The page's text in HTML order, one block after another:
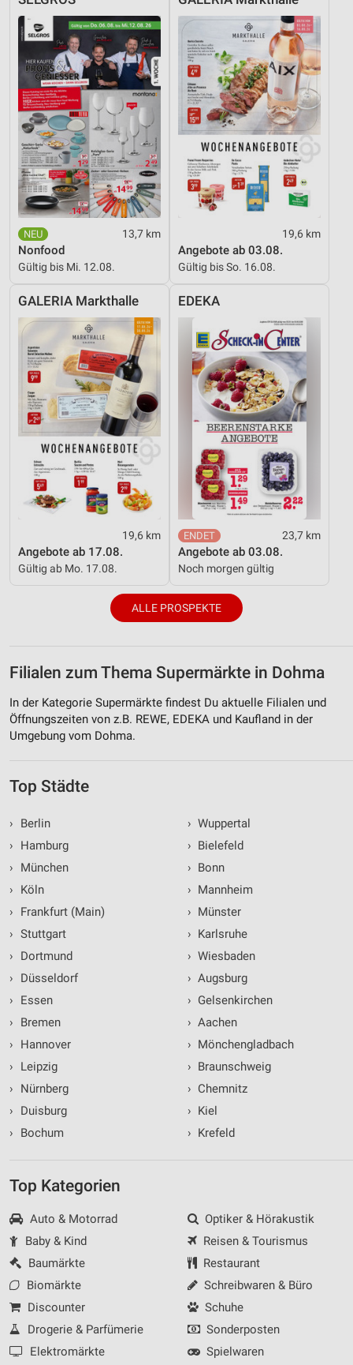
13,7 km
Nonfood
Gültig bis Mi. 12.08.
19,6 km
Angebote ab 03.08.
Gültig bis So. 16.08.
GALERIA Markthalle
19,6 km
Angebote ab 17.08.
Gültig ab Mo. 17.08.
EDEKA
23,7 km
Angebote ab 03.08.
Noch morgen gültig
ALLE PROSPEKTE
Filialen zum Thema Supermärkte in Dohma
In der Kategorie Supermärkte findest Du aktuelle Filialen und
Öffnungszeiten von z.B. REWE, EDEKA und Kaufland in der
Umgebung vom Dohma.
Top Städte
›
Berlin
›
Hamburg
›
München
›
Köln
›
Frankfurt (Main)
› Stuttgart
›
Dortmund
›
Düsseldorf
›
Essen
›
Bremen
›
Hannover
›
Leipzig
›
Nürnberg
›
Duisburg
›
Bochum
› Wuppertal
› Bielefeld
› Bonn
› Mannheim
› Münster
› Karlsruhe
› Wiesbaden
› Augsburg
› Gelsenkirchen
› Aachen
› Mönchengladbach
› Braunschweig
› Chemnitz
› Kiel
› Krefeld
Top Kategorien
Auto & Motorrad
Baby & Kind
Baumärkte
Biomärkte
Discounter
Drogerie & Parfümerie
Elektromärkte
Optiker & Hörakustik
Reisen & Tourismus
Restaurant
Schreibwaren & Büro
Schuhe
Sonderposten
Spielwaren